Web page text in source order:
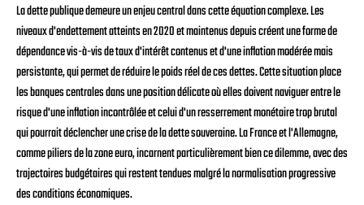
La dette publique demeure un enjeu central dans cette équation complexe. Les
niveaux d'endettement atteints en 2020 et maintenus depuis créent une forme de
dépendance vis-à-vis de taux d'intérêt contenus et d'une inflation modérée mais
persistante, qui permet de réduire le poids réel de ces dettes. Cette situation place
les banques centrales dans une position délicate où elles doivent naviguer entre le
risque d'une inflation incontrôlée et celui d'un resserrement monétaire trop brutal
qui pourrait déclencher une crise de la dette souveraine. La France et l'Allemagne,
comme piliers de la zone euro, incarnent particulièrement bien ce dilemme, avec des
trajectoires budgétaires qui restent tendues malgré la normalisation progressive
des conditions économiques.